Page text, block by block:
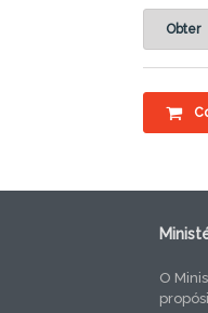
Obter
O